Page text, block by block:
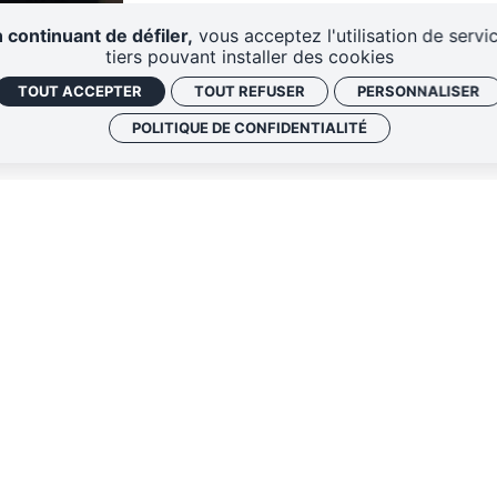
continuant de défiler, vous acceptez l'utilisation de
tiers pouvant installer des cookies
TOUT ACCEPTER TOUT REFUSER PERSONNALISER
POLITIQUE DE CONFIDENTIALITÉ